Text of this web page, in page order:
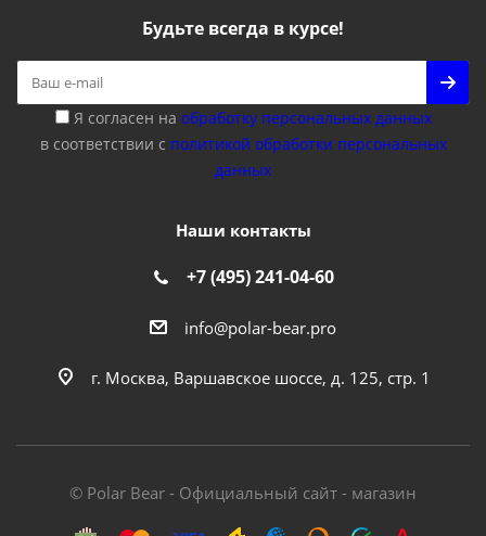
Будьте всегда в курсе!
Я согласен на обработку персональных данных
в соответствии с политикой обработки персональных
данных
Наши контакты
+7 (495) 241-04-60
info@polar-bear.pro
г. Москва, Варшавское шоссе, д. 125, стр. 1
© Polar Bear - Официальный сайт - магазин